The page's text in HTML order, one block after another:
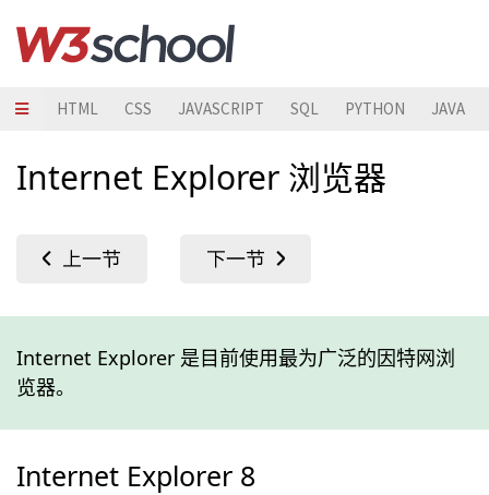
HTML CSS JAVASCRIPT SQL PYTHON JAVA
Internet Explorer 浏览器
Internet Explorer 是目前使用最为广泛的因特网浏
览器。
Internet Explorer 8